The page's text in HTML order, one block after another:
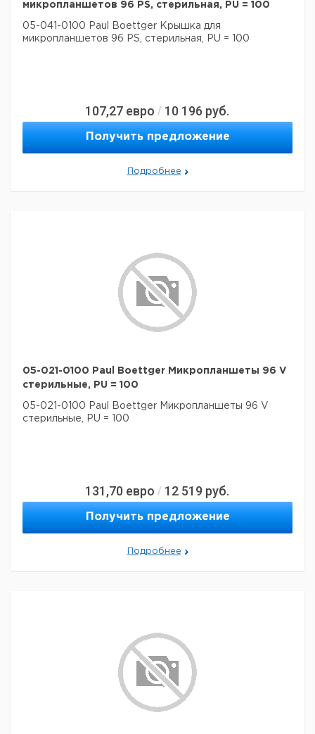
микропланшетов 96 PS, стерильная, PU = 100
05-041-0100 Paul Boettger Крышка для
микропланшетов 96 PS, стерильная, PU = 100
107,27 евро / 10 196 руб.
Получить предложение
Подробнее
05-021-0100 Paul Boettger Микропланшеты 96 V
стерильные, PU = 100
05-021-0100 Paul Boettger Микропланшеты 96 V
стерильные, PU = 100
131,70 евро / 12 519 руб.
Получить предложение
Подробнее